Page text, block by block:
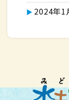
2024年1